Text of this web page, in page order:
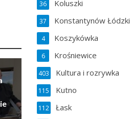
Koluszki
36
Konstantynów Łódzki
37
Koszykówka
4
Krośniewice
6
Kultura i rozrywka
403
Kutno
115
Łask
112